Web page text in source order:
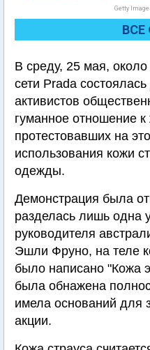
Getty
ВСЕ
В среду, 25 мая, около
сети Prada
активистов
гуманное отношение
протестовавших на
использования кожи
одежды.
Демонстрация была
разделась лишь одна
руководителя
Эшли Фруно, на теле
было написано "Кожа
была обнажена
имела оснований для
акции.